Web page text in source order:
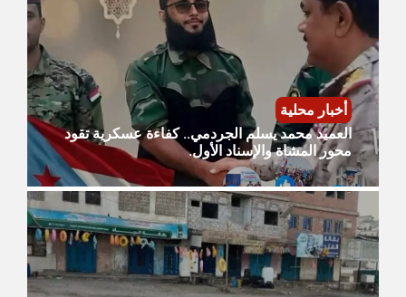
أخبار محلية
العميد محمد يسلم الجردمي.. كفاءة عسكرية تقود
محور المشاة والإسناد الأول.